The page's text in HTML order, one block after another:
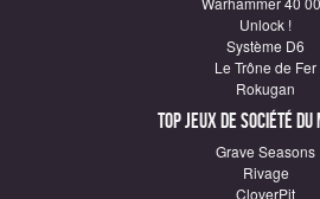
Unlock !
Système D6
Le Trône de Fer
Rokugan
Top Jeux de société du
Grave Seasons
Rivage
CloverPit